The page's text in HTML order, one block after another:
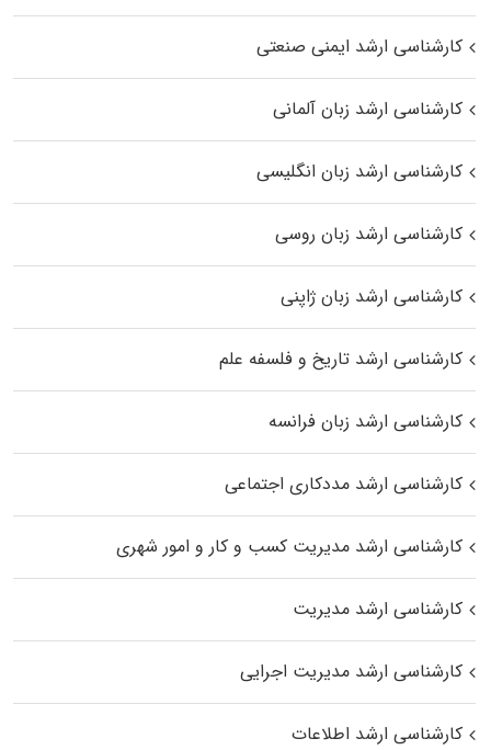
کارشناسی ارشد ایمنی صنعتی
کارشناسی ارشد زبان آلمانی
کارشناسی ارشد زبان انگلیسی
کارشناسی ارشد زبان روسی
کارشناسی ارشد زبان ژاپنی
کارشناسی ارشد تاریخ و فلسفه علم
کارشناسی ارشد زبان فرانسه
کارشناسی ارشد مددکاری اجتماعی
کارشناسی ارشد مدیریت کسب و کار و امور شهری
کارشناسی ارشد مدیریت
کارشناسی ارشد مدیریت اجرایی
کارشناسی ارشد اطلاعات